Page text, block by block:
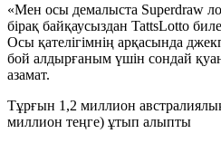
«Мен осы демалыста Superdraw
бірақ байқаусыздан TattsLotto
Осы қателігімнің арқасында
бой алдырғаным үшін сондай
азамат.
Тұрғын 1,2 миллион
миллион теңге) ұтып алыпты